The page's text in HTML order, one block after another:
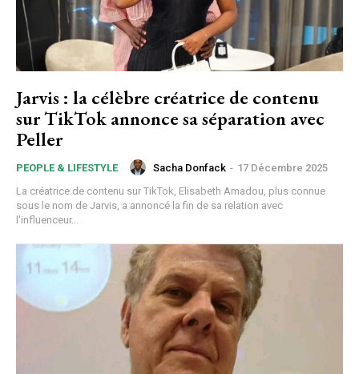
Jarvis : la célèbre créatrice de contenu
sur TikTok annonce sa séparation avec
Peller
PEOPLE & LIFESTYLE Sacha Donfack - 17 Décembre 2025
La créatrice de contenu sur TikTok, Elisabeth Amadou, plus connue
sous le nom de Jarvis, a annoncé la fin de sa relation avec
l'influenceur...